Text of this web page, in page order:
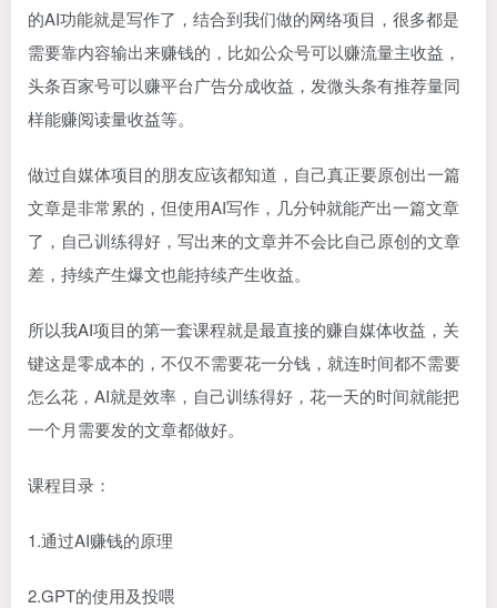
的AI功能就是写作了，结合到我们做的网络项目，很多都是
需要靠内容输出来赚钱的，比如公众号可以赚流量主收益，
头条百家号可以赚平台广告分成收益，发微头条有推荐量同
样能赚阅读量收益等。
做过自媒体项目的朋友应该都知道，自己真正要原创出一篇
文章是非常累的，但使用AI写作，几分钟就能产出一篇文章
了，自己训练得好，写出来的文章并不会比自己原创的文章
差，持续产生爆文也能持续产生收益。
所以我AI项目的第一套课程就是最直接的赚自媒体收益，关
键这是零成本的，不仅不需要花一分钱，就连时间都不需要
怎么花，AI就是效率，自己训练得好，花一天的时间就能把
一个月需要发的文章都做好。
课程目录：
1.通过AI赚钱的原理
2.GPT的使用及投喂